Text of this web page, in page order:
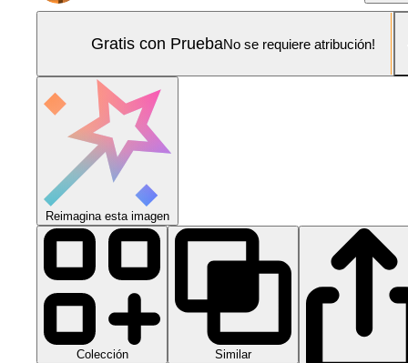
Gratis con PruebaNo se requiere atribución!
Reimagina esta imagen
Colección Similar